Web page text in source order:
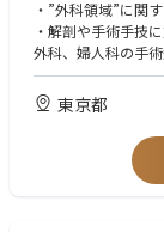
査対応体制、およ
Operation
ケーション、報告
監督部門からの提
反映されることを確
判断が難しい「グ
築・維持し、
を促進するととも
グローバル要件に
・社会的インパク
るプロダクトへと
・「現場のプロ」
・医学的知見のさ
論するため、現場
・ビジネススキル
でも通用する高度
・柔軟で安定した
・”外科領域”に関
・解剖や手術手技
外科、婦人科の手術
【歓迎スキル】
・AIなど先端技術
・数名のマネジメ
・他部署との連携活
・英語（中級コミ
東京都